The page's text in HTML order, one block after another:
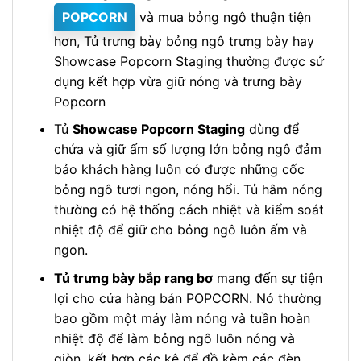
POPCORN
và mua bỏng ngô thuận tiện
hơn, Tủ trưng bày bỏng ngô trưng bày hay
Showcase Popcorn Staging thường được sử
dụng kết hợp vừa giữ nóng và trưng bày
Popcorn
Tủ Showcase Popcorn Stagingdùng để
chứa và giữ ấm số lượng lớn bỏng ngô đảm
bảo khách hàng luôn có được những cốc
bỏng ngô tươi ngon, nóng hổi. Tủ hâm nóng
thường có hệ thống cách nhiệt và kiểm soát
nhiệt độ để giữ cho bỏng ngô luôn ấm và
ngon.
Tủ trưng bày bắp rang bơmang đến sự tiện
lợi cho cửa hàng bán POPCORN. Nó thường
bao gồm một máy làm nóng và tuần hoàn
nhiệt độ để làm bỏng ngô luôn nóng và